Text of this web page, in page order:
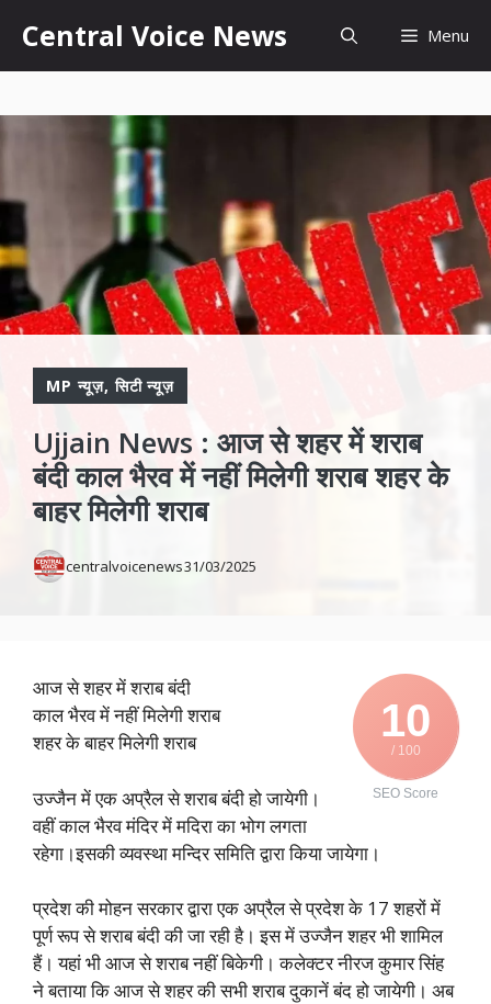
content
Central Voice News Menu
MP न्यूज़,सिटी न्यूज़
Ujjain News : आज से शहर में शराब
बंदी काल भैरव में नहीं मिलेगी शराब शहर के
बाहर मिलेगी शराब
centralvoicenews31/03/2025
10
/ 100
SEO Score
आज से शहर में शराब बंदी
काल भैरव में नहीं मिलेगी शराब
शहर के बाहर मिलेगी शराब
उज्जैन में एक अप्रैल से शराब बंदी हो जायेगी।
वहीं काल भैरव मंदिर में मदिरा का भोग लगता
रहेगा।इसकी व्यवस्था मन्दिर समिति द्वारा किया जायेगा।
प्रदेश की मोहन सरकार द्वारा एक अप्रैल से प्रदेश के 17 शहरों में
पूर्ण रूप से शराब बंदी की जा रही है। इस में उज्जैन शहर भी शामिल
हैं। यहां भी आज से शराब नहीं बिकेगी। कलेक्टर नीरज कुमार सिंह
ने बताया कि आज से शहर की सभी शराब दुकानें बंद हो जायेगी। अब